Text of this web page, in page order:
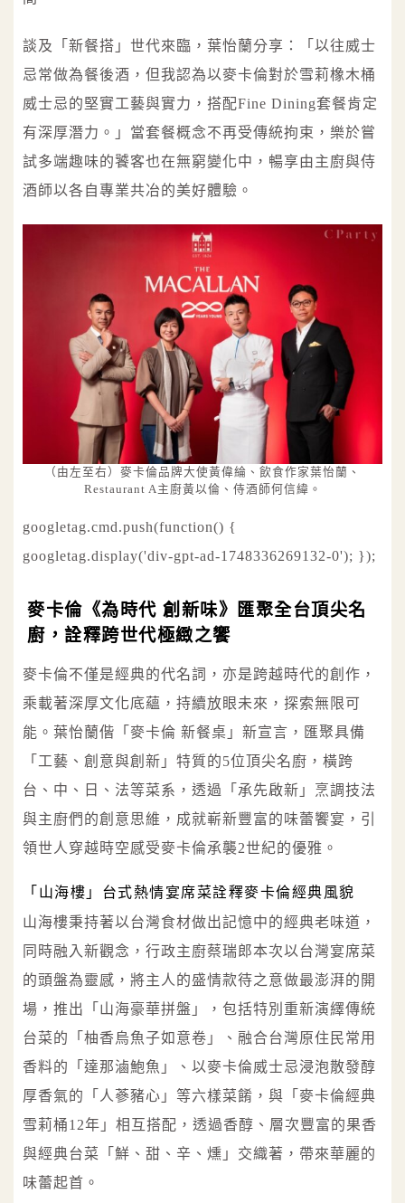
談及「新餐搭」世代來臨，葉怡蘭分享：「以往威士
忌常做為餐後酒，但我認為以麥卡倫對於雪莉橡木桶
威士忌的堅實工藝與實力，搭配Fine Dining套餐肯定
有深厚潛力。」當套餐概念不再受傳統拘束，樂於嘗
試多端趣味的饕客也在無窮變化中，暢享由主廚與侍
酒師以各自專業共冶的美好體驗。
（由左至右）麥卡倫品牌大使黃偉綸、飲食作家葉怡蘭、
Restaurant A主廚黃以倫、侍酒師何信緯。
googletag.cmd.push(function() {
googletag.display('div-gpt-ad-1748336269132-0'); });
麥卡倫《為時代 創新味》匯聚全台頂尖名
廚，詮釋跨世代極緻之饗
麥卡倫不僅是經典的代名詞，亦是跨越時代的創作，
乘載著深厚文化底蘊，持續放眼未來，探索無限可
能。葉怡蘭偕「麥卡倫 新餐桌」新宣言，匯聚具備
「工藝、創意與創新」特質的5位頂尖名廚，橫跨
台、中、日、法等菜系，透過「承先啟新」烹調技法
與主廚們的創意思維，成就嶄新豐富的味蕾饗宴，引
領世人穿越時空感受麥卡倫承襲2世紀的優雅。
「山海樓」台式熱情宴席菜詮釋麥卡倫經典風貌
山海樓秉持著以台灣食材做出記憶中的經典老味道，
同時融入新觀念，行政主廚蔡瑞郎本次以台灣宴席菜
的頭盤為靈感，將主人的盛情款待之意做最澎湃的開
場，推出「山海豪華拼盤」，包括特別重新演繹傳統
台菜的「柚香烏魚子如意卷」、融合台灣原住民常用
香料的「達那滷鮑魚」、以麥卡倫威士忌浸泡散發醇
厚香氣的「人蔘豬心」等六樣菜餚，與「麥卡倫經典
雪莉桶12年」相互搭配，透過香醇、層次豐富的果香
與經典台菜「鮮、甜、辛、燻」交織著，帶來華麗的
味蕾起首。